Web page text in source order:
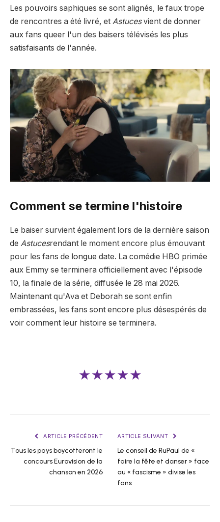
Les pouvoirs saphiques se sont alignés, le faux trope
de rencontres a été livré, et Astucesvient de donner
aux fans queer l'un des baisers télévisés les plus
satisfaisants de l'année.
Comment se termine l'histoire
Le baiser survient également lors de la dernière saison
de Astucesrendant le moment encore plus émouvant
pour les fans de longue date. La comédie HBO primée
aux Emmy se terminera officiellement avec l'épisode
10, la finale de la série, diffusée le 28 mai 2026.
Maintenant qu'Ava et Deborah se sont enfin
embrassées, les fans sont encore plus désespérés de
voir comment leur histoire se terminera.
★★★★★
ARTICLE PRÉCÉDENT
Tous les pays boycotteront le
concours Eurovision de la
chanson en 2026
ARTICLE SUIVANT
Le conseil de RuPaul de «
faire la fête et danser » face
au « fascisme » divise les
fans